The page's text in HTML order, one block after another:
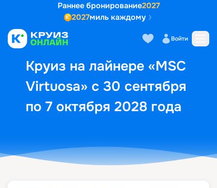
Раннее бронирование2027
2027миль каждому
Войти
Круиз на лайнере «MSC
Virtuosa» с 30 сентября
по 7 октября 2028 года
Выбор кают Маршрут и